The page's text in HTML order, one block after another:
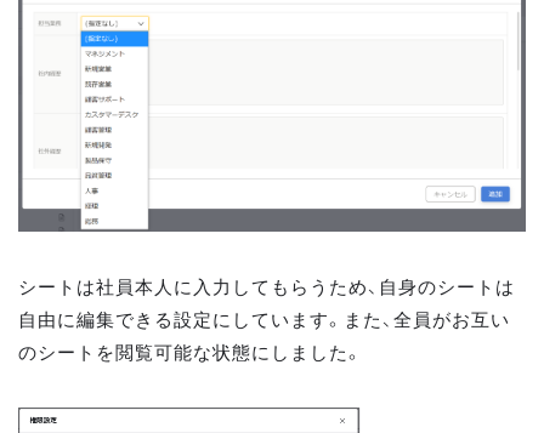
シートは社員本人に入力してもらうため、自身のシートは
自由に編集できる設定にしています。また、全員がお互い
のシートを閲覧可能な状態にしました。